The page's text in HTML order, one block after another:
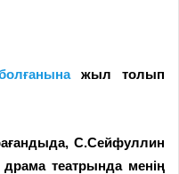
жыл толып
С.Сейфуллин
театрында менің